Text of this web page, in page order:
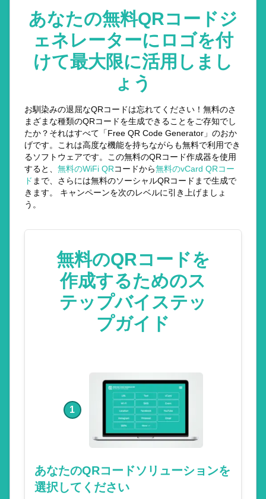
あなたの無料QRコードジ
ェネレーターにロゴを付
けて最大限に活用しまし
ょう
お馴染みの退屈なQRコードは忘れてください！無料のさ
まざまな種類のQRコードを生成できることをご存知でし
たか？それはすべて「Free QR Code Generator」のおか
げです。これは高度な機能を持ちながらも無料で利用でき
るソフトウェアです。この無料のQRコード作成器を使用
すると、 無料のWiFi QRコードから無料のvCard QRコー
ド まで、さらには無料のソーシャルQRコードまで生成で
きます。 キャンペーンを次のレベルに引き上げましょ
う。
無料のQRコードを
作成するためのス
テップバイステッ
プガイド
1
あなたのQRコードソリューションを
選択してください